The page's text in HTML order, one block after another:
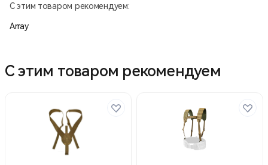
С этим товаром рекомендуем:
Array
С этим товаром рекомендуем